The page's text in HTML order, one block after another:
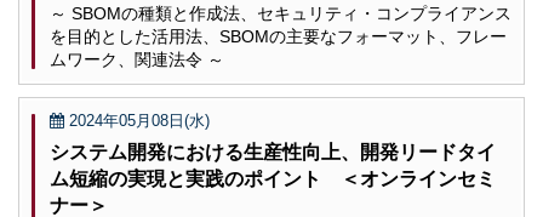
～ SBOMの種類と作成法、セキュリティ・コンプライアンス
を目的とした活用法、SBOMの主要なフォーマット、フレー
ムワーク、関連法令 ～
2024年05月08日(水)
システム開発における生産性向上、開発リードタイ
ム短縮の実現と実践のポイント ＜オンラインセミ
ナー＞